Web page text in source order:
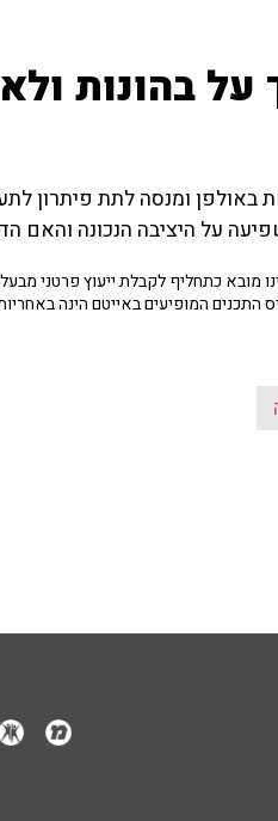
בהונות
באולפן ומנסה לתת פיתרון
על היציבה הנכונה והאם
כתחליף לקבלת ייעוץ פרטני
התכנים המופיעים באייטם הינה